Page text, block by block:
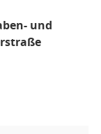
und